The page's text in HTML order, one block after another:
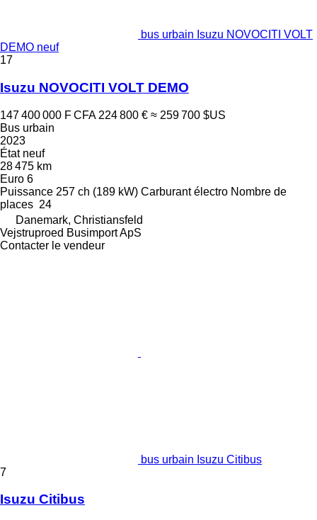
bus urbain Isuzu NOVOCITI VOLT
DEMO neuf
17
Isuzu NOVOCITI VOLT DEMO
147 400 000 F CFA 224 800 € ≈ 259 700 $US
Bus urbain
2023
Étatneuf
28 475 km
Euro 6
Puissance 257 ch (189 kW) Carburant électro Nombre de
places 24
Danemark, Christiansfeld
Vejstruproed Busimport ApS
Contacter le vendeur
bus urbain Isuzu Citibus
7
Isuzu Citibus